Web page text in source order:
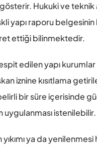
gösterir. Hukuki ve
yapı raporu belgesinin
ettiği bilinmektedir.
edilen yapı
iznine kısıtlama
bir süre içerisinde
uygulanması istenilebilir.
yıkımı ya da